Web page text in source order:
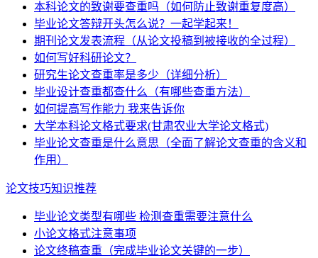
本科论文的致谢要查重吗（如何防止致谢重复度高）
毕业论文答辩开头怎么说？一起学起来！
期刊论文发表流程（从论文投稿到被接收的全过程）
如何写好科研论文？
研究生论文查重率是多少（详细分析）
毕业设计查重都查什么（有哪些查重方法）
如何提高写作能力 我来告诉你
大学本科论文格式要求(甘肃农业大学论文格式)
毕业论文查重是什么意思（全面了解论文查重的含义和
作用）
论文技巧知识推荐
毕业论文类型有哪些 检测查重需要注意什么
小论文格式注意事项
论文终稿查重（完成毕业论文关键的一步）